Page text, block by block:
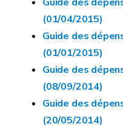
(01/04/2015)
Guide des
(01/01/2015)
Guide des
(08/09/2014)
Guide des
(20/05/2014)